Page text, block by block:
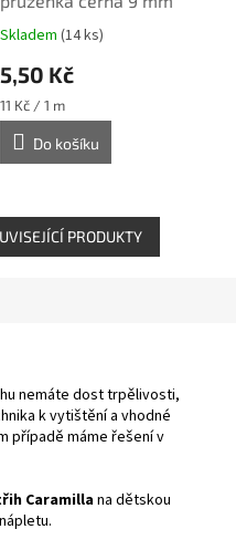
Skladem (14 ks)
5,50 Kč
Měrná
cena:
11 Kč / 1 m
Do košíku
PRODUKTY
nemáte dost trpělivosti,
k vytištění a vhodné
případě máme řešení v
Caramillana dětskou